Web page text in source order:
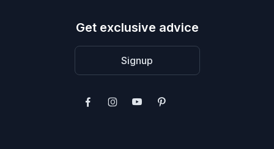
Get exclusive advice
Signup